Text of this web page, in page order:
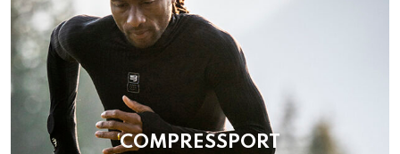
COMPRESSPORT